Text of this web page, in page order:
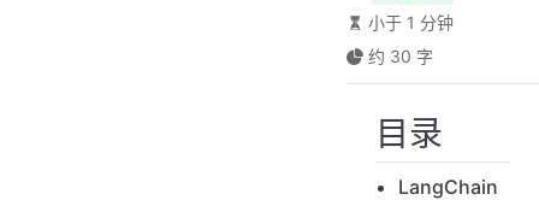
小于 1 分钟
约 30 字
目录
LangChain